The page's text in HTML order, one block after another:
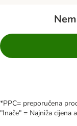
*PPC= preporučena
"Inače" = Najniža cijena